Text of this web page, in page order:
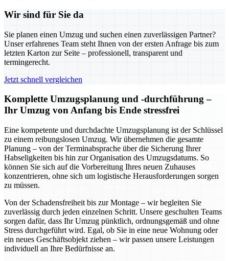
Wir sind für Sie da
Sie planen einen Umzug und suchen einen zuverlässigen Partner?
Unser erfahrenes Team steht Ihnen von der ersten Anfrage bis zum
letzten Karton zur Seite – professionell, transparent und
termingerecht.
Jetzt schnell vergleichen
Komplette Umzugsplanung und -durchführung –
Ihr Umzug von Anfang bis Ende stressfrei
Eine kompetente und durchdachte Umzugsplanung ist der Schlüssel
zu einem reibungslosen Umzug. Wir übernehmen die gesamte
Planung – von der Terminabsprache über die Sicherung Ihrer
Habseligkeiten bis hin zur Organisation des Umzugsdatums. So
können Sie sich auf die Vorbereitung Ihres neuen Zuhauses
konzentrieren, ohne sich um logistische Herausforderungen sorgen
zu müssen.
Von der Schadensfreiheit bis zur Montage – wir begleiten Sie
zuverlässig durch jeden einzelnen Schritt. Unsere geschulten Teams
sorgen dafür, dass Ihr Umzug pünktlich, ordnungsgemäß und ohne
Stress durchgeführt wird. Egal, ob Sie in eine neue Wohnung oder
ein neues Geschäftsobjekt ziehen – wir passen unsere Leistungen
individuell an Ihre Bedürfnisse an.